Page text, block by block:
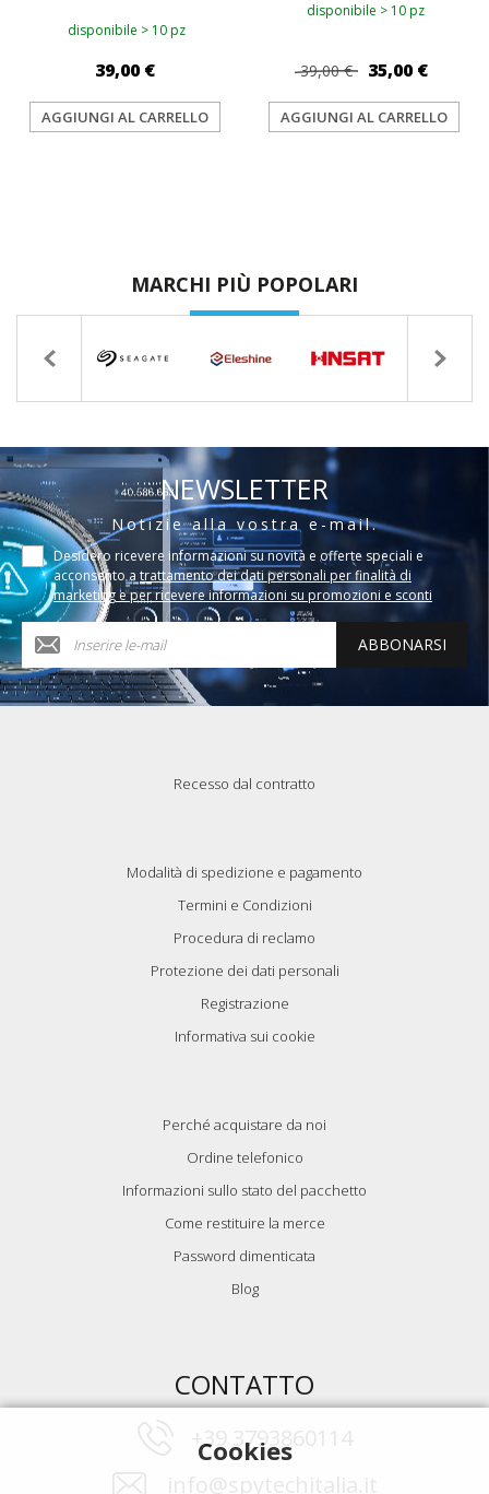
disponibile > 10 pz
39,00 €
AGGIUNGI AL CARRELLO
disponibile > 10 pz
39,00 € 35,00 €
AGGIUNGI AL CARRELLO
MARCHI PIÙ POPOLARI
NEWSLETTER
Notizie alla vostra e-mail.
Desidero ricevere informazioni su novità e offerte speciali e
acconsento a trattamento dei dati personali per finalità di
marketing e per ricevere informazioni su promozioni e sconti
ABBONARSI
Recesso dal contratto
Modalità di spedizione e pagamento
Termini e Condizioni
Procedura di reclamo
Protezione dei dati personali
Registrazione
Informativa sui cookie
Perché acquistare da noi
Ordine telefonico
Informazioni sullo stato del pacchetto
Come restituire la merce
Password dimenticata
Blog
CONTATTO
+39 3793860114
Cookies